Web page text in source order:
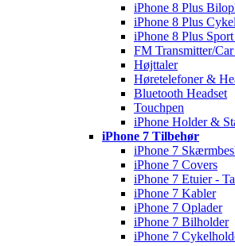
iPhone 8 Plus
iPhone 8 Plus
iPhone 8 Plus
FM Transmitter/
Højttaler
Høretelefoner &
Bluetooth Headset
Touchpen
iPhone Holder &
iPhone 7 Tilbehør
iPhone 7
iPhone 7 Covers
iPhone 7 Etuier -
iPhone 7 Kabler
iPhone 7 Oplader
iPhone 7 Bilholder
iPhone 7